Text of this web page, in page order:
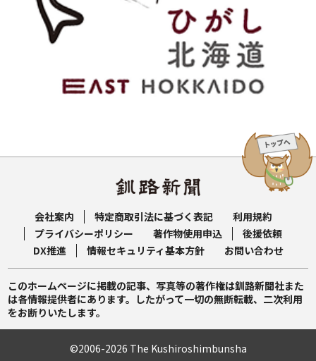
会社案内 特定商取引法に基づく表記
利用規約
プライバシーポリシー
著作物使用申込
後援依頼
DX推進
情報セキュリティ基本方針 お問い合わせ
このホームページに掲載の記事、写真等の著作権は釧路新聞社また
は各情報提供者にあります。したがって一切の無断転載、二次利用
をお断りいたします。
©2006-2026 The Kushiroshimbunsha